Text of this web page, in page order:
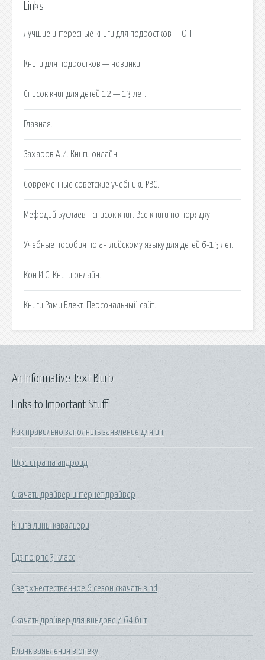
Links
Лучшие интересные книги для подростков - ТОП
Книги для подростков — новинки.
Список книг для детей 12 — 13 лет.
Главная.
Захаров А.И. Книги онлайн.
Современные советские учебники РВС.
Мефодий Буслаев - список книг. Все книги по порядку.
Учебные пособия по английскому языку для детей 6-15 лет.
Кон И.С. Книги онлайн.
Книги Рами Блект. Персональный сайт.
Links to Important Stuff
Как правильно заполнить заявление для ип
Юфс игра на андроид
Скачать драйвер интернет драйвер
Книга лины кавальери
Гдз по рпс 3 класс
Сверхъестественное 6 сезон скачать в hd
Скачать драйвер для виндовс 7 64 бит
Бланк заявления в опеку
An Informative Text Blurb